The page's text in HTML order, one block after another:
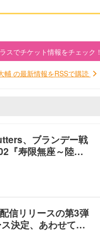
スでチケット情報をチェック！
輔 の最新情報をRSSで購読
、ブランデー戦
『寿限無座～陸…
信リリースの第3弾
ス決定、あわせて…